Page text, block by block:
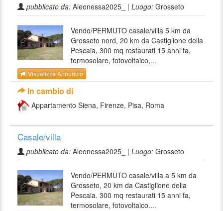
pubblicato da: Aleonessa2025_ | Luogo: Grosseto
Vendo/PERMUTO casale/villa 5 km da
Grosseto nord, 20 km da Castiglione della
Pescaia, 300 mq restaurati 15 anni fa,
termosolare, fotovoltaico,...
Visualizza Annuncio
In cambio di
Appartamento Siena, Firenze, Pisa, Roma
Casale/villa
pubblicato da: Aleonessa2025_ | Luogo: Grosseto
Vendo/PERMUTO casale/villa a 5 km da
Grosseto, 20 km da Castiglione della
Pescaia. 300 mq restaurati 15 anni fa,
termosolare, fotovoltaico....